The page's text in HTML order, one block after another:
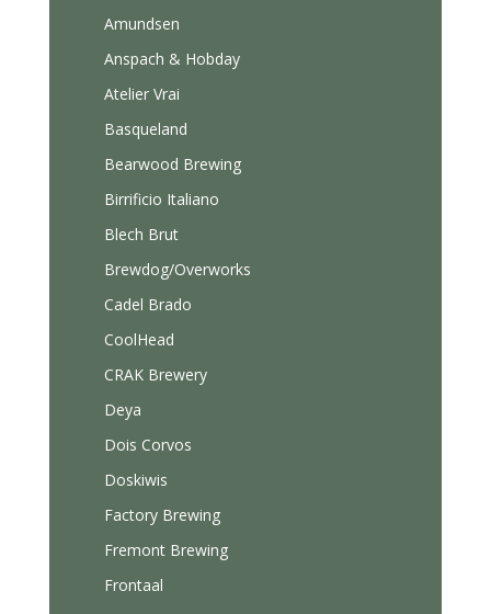
Amundsen
Anspach & Hobday
Atelier Vrai
Basqueland
Bearwood Brewing
Birrificio Italiano
Blech Brut
Brewdog/Overworks
Cadel Brado
CoolHead
CRAK Brewery
Deya
Dois Corvos
Doskiwis
Factory Brewing
Fremont Brewing
Frontaal